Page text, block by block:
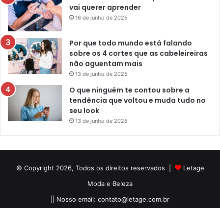
vai querer aprender
16 de junho de 2025
Por que todo mundo está falando
sobre os 4 cortes que as cabeleireiras
não aguentam mais
13 de junho de 2025
O que ninguém te contou sobre a
tendência que voltou e muda tudo no
seu look
13 de junho de 2025
© Copyright 2026, Todos os direitos reservados |
Letage
Moda e Beleza
|| Nosso email: contato@letage.com.br